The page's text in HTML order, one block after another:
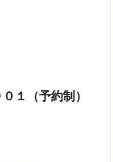
１（予約制）